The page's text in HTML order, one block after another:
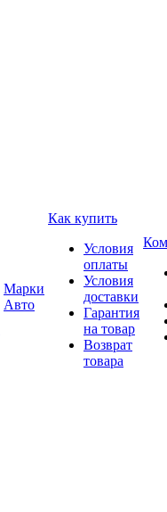
Марки
Авто
Как купить
Условия
оплаты
Условия
доставки
Гарантия
на товар
Возврат
товара